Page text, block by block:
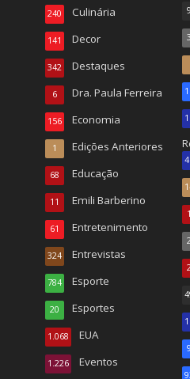
Culinária
240
Decor
141
Destaques
342
Dra. Paula Ferreira
6
Economia
156
Edições Anteriores
1
Educação
68
Emili Barberino
11
Entretenimento
61
Entrevistas
324
Esporte
784
Esportes
20
EUA
1.068
Eventos
1.226